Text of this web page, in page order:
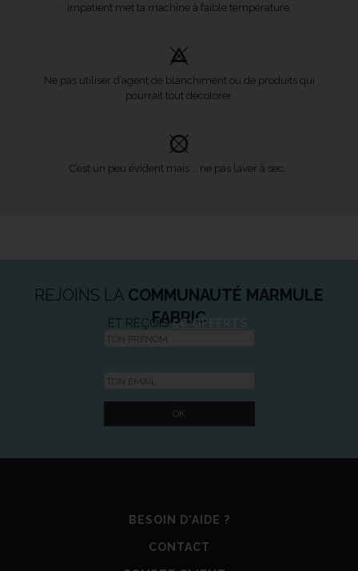
impatient met ta machine à faible température.
Ne pas utiliser d’agent de blanchiment ou de produits qui
pourrait tout décolorer.
C’est un peu évident mais … ne pas laver à sec.
REJOINS LA COMMUNAUTÉ MARMULE
FABRIC
ET REÇOIS5€ OFFERTS
BESOIN D'AIDE ?
CONTACT